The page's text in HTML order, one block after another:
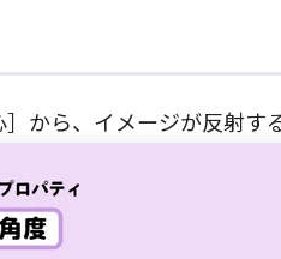
］から、イメージが反射す